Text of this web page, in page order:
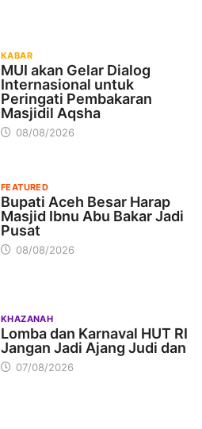
KABAR
MUI akan Gelar Dialog
Internasional untuk
Peringati Pembakaran
Masjidil Aqsha
08/08/2026
FEATURED
Bupati Aceh Besar Harap
Masjid Ibnu Abu Bakar Jadi
Pusat
08/08/2026
KHAZANAH
Lomba dan Karnaval HUT RI
Jangan Jadi Ajang Judi dan
07/08/2026